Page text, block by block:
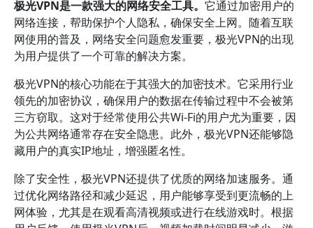
极光VPN是一款强大的网络安全工具。 它通过加密用户的
网络连接，帮助保护个人隐私，确保安全上网。随着互联
网使用的普及，网络安全问题愈发重要，极光VPN的出现
为用户提供了一个可靠的解决方案。
极光VPN的核心功能在于其强大的加密技术。它采用行业
领先的加密协议，确保用户的数据在传输过程中不会被第
三方窃取。这对于经常使用公共Wi-Fi的用户尤为重要，因
为公共网络通常存在安全隐患。此外，极光VPN还能够隐
藏用户的真实IP地址，增强匿名性。
除了安全性，极光VPN还提供了优质的网络加速服务。通
过优化网络路径和减少延迟，用户能够享受到更流畅的上
网体验，尤其是在观看高清视频或进行在线游戏时。根据